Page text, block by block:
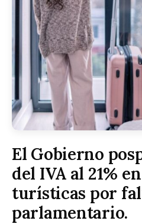
El Gobierno
del IVA al 21%
turísticas por
parlamentario.